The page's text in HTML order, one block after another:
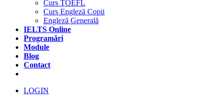
Curs TOEFL
Curs Engleză Copii
Engleză Generală
IELTS Online
Programări
Module
Blog
Contact
LOGIN